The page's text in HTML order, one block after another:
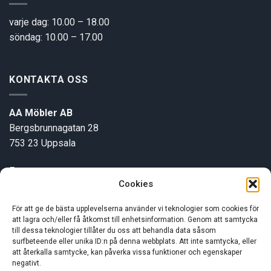
Cookies
För att ge de bästa upplevelserna använder vi teknologier som cookies för
att lagra och/eller få åtkomst till enhetsinformation. Genom att samtycka
till dessa teknologier tillåter du oss att behandla data såsom
surfbeteende eller unika ID:n på denna webbplats. Att inte samtycka, eller
att återkalla samtycke, kan påverka vissa funktioner och egenskaper
negativt.
varje dag: 10.00 – 18.00
söndag: 10.00 – 17.00
KONTAKTA OSS
AA Möbler AB
Bergsbrunnagatan 28
753 23 Uppsala
E-post:
INFORMATION
Om oss